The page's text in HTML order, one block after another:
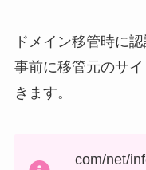
ドメイン移管時に
事前に移管元のサ
きます。
com/net/